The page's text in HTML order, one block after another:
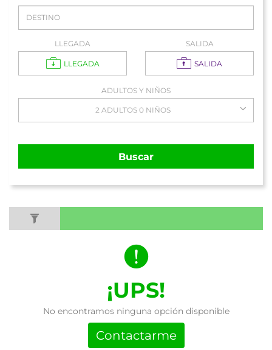
LLEGADA
LLEGADA
SALIDA
SALIDA
ADULTOS Y NIÑOS
2 ADULTOS 0 NIÑOS
Buscar
¡UPS!
No encontramos ninguna opción disponible
Contactarme